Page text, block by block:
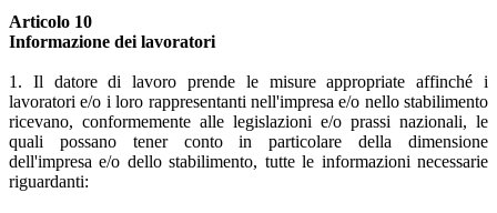
Articolo 10
Informazione dei lavoratori
1. Il datore di lavoro prende le misure appropriate affinché i
lavoratori e/o i loro rappresentanti nell'impresa e/o nello stabilimento
ricevano, conformemente alle legislazioni e/o prassi nazionali, le
quali possano tener conto in particolare della dimensione
dell'impresa e/o dello stabilimento, tutte le informazioni necessarie
riguardanti: